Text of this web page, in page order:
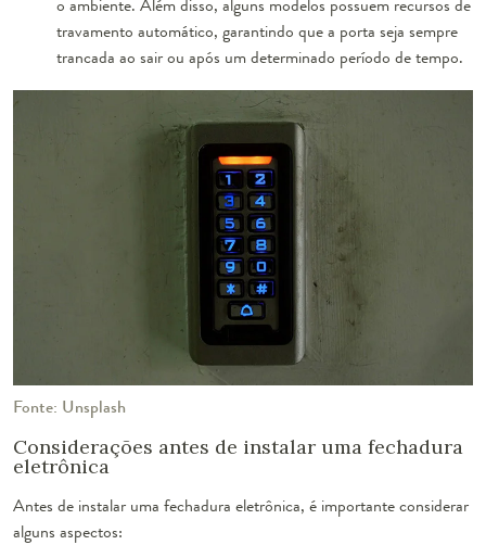
o ambiente. Além disso, alguns modelos possuem recursos de
travamento automático, garantindo que a porta seja sempre
trancada ao sair ou após um determinado período de tempo.
Fonte: Unsplash
Considerações antes de instalar uma fechadura
eletrônica
Antes de instalar uma fechadura eletrônica, é importante considerar
alguns aspectos: